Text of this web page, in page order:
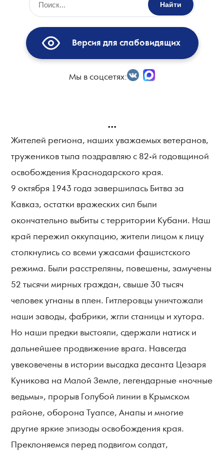
Найти
Версия для слабовидящих
Мы в соцсетях:
...
Жителей региона, наших уважаемых ветеранов,
тружеников тыла поздравляю с 82-й годовщиной
освобождения Краснодарского края.
9 октября 1943 года завершилась Битва за
Кавказ, остатки вражеских сил были
окончательно выбиты с территории Кубани. Наш
край пережил оккупацию, жители лицом к лицу
столкнулись со всеми ужасами фашистского
режима. Были расстреляны, повешены, замучены
52 тысячи мирных граждан, свыше 30 тысяч
человек угнаны в плен. Гитлеровцы уничтожали
наши заводы, фабрики, жгли станицы и хутора.
Но наши предки выстояли, сдержали натиск и
дальнейшее продвижение врага. Навсегда
увековечены в истории высадка десанта Цезаря
Куникова на Малой Земле, легендарные «ночные
ведьмы», прорыв Голубой линии в Крымском
районе, оборона Туапсе, Анапы и многие
другие яркие эпизоды освобождения края.
Преклоняемся перед подвигом солдат,